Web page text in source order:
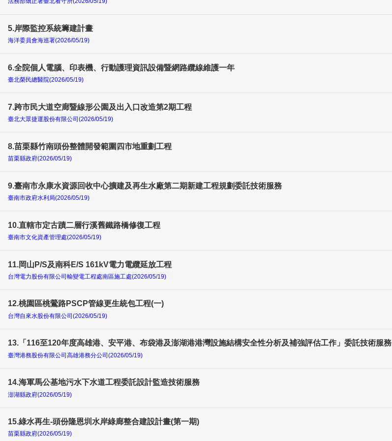
5.岸際監控系統籌建計畫
海洋委員會海巡署(2026/05/19)
6.全院個人電腦、印表機、行動護理資訊設備暨網路纜線維護一年
臺北榮民總醫院(2026/05/19)
7.跨市民大道空廊暨線形公園及出入口改造第2期工程
臺北大眾捷運股份有限公司(2026/05/19)
8.苗栗縣竹南頭份整體開發範圍四市地重劃工程
苗栗縣政府(2026/05/19)
9.臺南市永康水資源回收中心擴建及再生水廠第二期新建工程規劃委託技術服務
臺南市政府水利局(2026/05/19)
10.直轄市定古蹟二層行溪舊鐵路橋修復工程
臺南市文化資產管理處(2026/05/19)
11.岡山P/S及南科E/S 161kV電力電纜延放工程
台灣電力股份有限公司輸變電工程處南區施工處(2026/05/19)
12.桃園區桃鶯路PSCP管線更生統包工程(一)
台灣自來水股份有限公司(2026/05/19)
13.「116至120年度高雄港、安平港、布袋港及澎湖港港灣設施結構安全性分析及補強評估工作」委託技術服務
臺灣港務股份有限公司高雄港務分公司(2026/05/19)
14.海軍馬公基地污水下水道工程委託設計監造技術服務
澎湖縣政府(2026/05/19)
15.綠水再生-頭份隆恩圳水岸綠廊整合建設計畫(第一期)
苗栗縣政府(2026/05/19)